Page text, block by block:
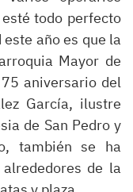
todo perfecto
año es que la
Mayor de
aniversario del
García, ilustre
de San Pedro y
también se ha
de la